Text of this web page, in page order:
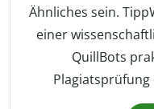
Ähnliches sein.
einer
QuillBots